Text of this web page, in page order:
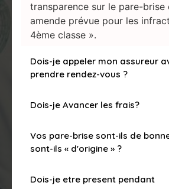
transparence sur le pare-brise
amende prévue pour les
4ème classe ».
Dois-je appeler mon assureur
prendre rendez-vous ?
Dois-je Avancer les frais?
Vos pare-brise sont-ils de
sont-ils « d'origine » ?
Dois-je etre present pendant